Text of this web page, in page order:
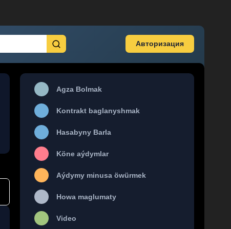
Авторизация
Agza Bolmak
Kontrakt baglanyshmak
Hasabyny Barla
Köne aýdymlar
Aýdymy minusa öwürmek
Howa maglumaty
Video